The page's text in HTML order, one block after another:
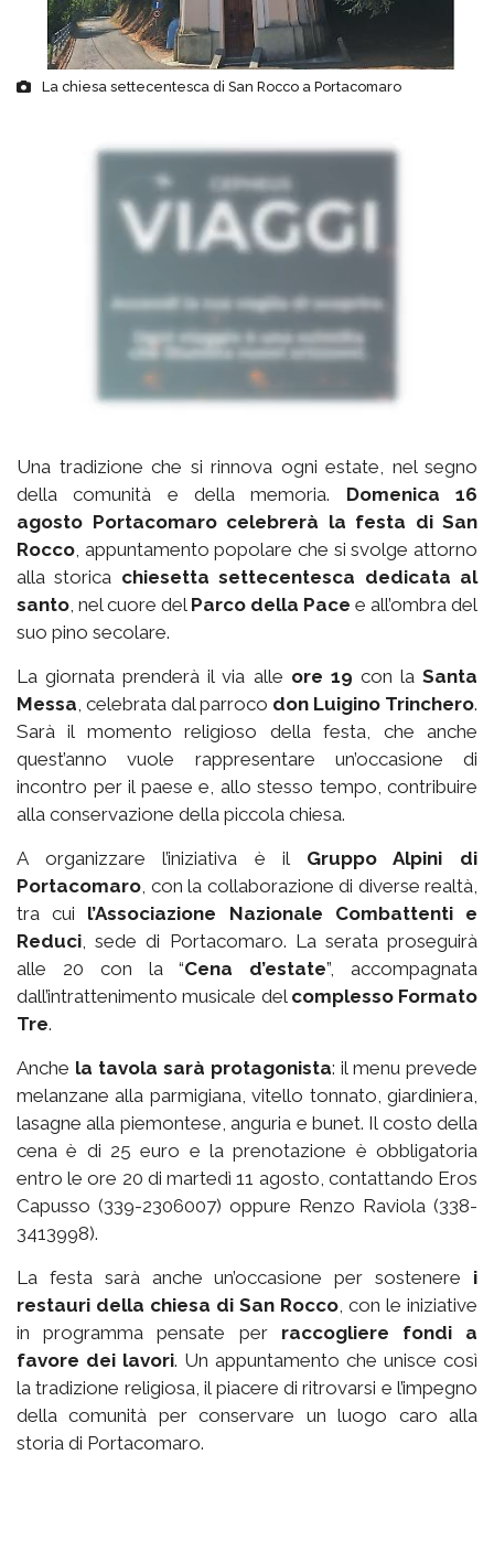
La chiesa settecentesca di San Rocco a Portacomaro
Una tradizione che si rinnova ogni estate, nel segno
della comunità e della memoria. Domenica 16
agosto Portacomaro celebrerà la festa di San
Rocco , appuntamento popolare che si svolge attorno
alla storica chiesetta settecentesca dedicata al
santo , nel cuore del Parco della Pace e all’ombra del
suo pino secolare.
La giornata prenderà il via alle ore 19 con laSanta
Messa , celebrata dal parroco don Luigino Trinchero.
Sarà il momento religioso della festa, che anche
quest’anno vuole rappresentare un’occasione di
incontro per il paese e, allo stesso tempo, contribuire
alla conservazione della piccola chiesa.
A organizzare l’iniziativa è il Gruppo Alpini di
Portacomaro , con la collaborazione di diverse realtà,
tra cui l’Associazione Nazionale Combattenti e
Reduci , sede di Portacomaro. La serata proseguirà
alle 20 con la “Cena d’estate”, accompagnata
dall’intrattenimento musicale del complesso Formato
Tre.
Anche la tavola sarà protagonista: il menu prevede
melanzane alla parmigiana, vitello tonnato, giardiniera,
lasagne alla piemontese, anguria e bunet. Il costo della
cena è di 25 euro e la prenotazione è obbligatoria
entro le ore 20 di martedì 11 agosto, contattando Eros
Capusso (339-2306007) oppure Renzo Raviola (338-
3413998).
La festa sarà anche un’occasione per sostenere i
restauri della chiesa di San Rocco , con le iniziative
in programma pensate per raccogliere fondi a
favore dei lavori. Un appuntamento che unisce così
la tradizione religiosa, il piacere di ritrovarsi e l’impegno
della comunità per conservare un luogo caro alla
storia di Portacomaro.